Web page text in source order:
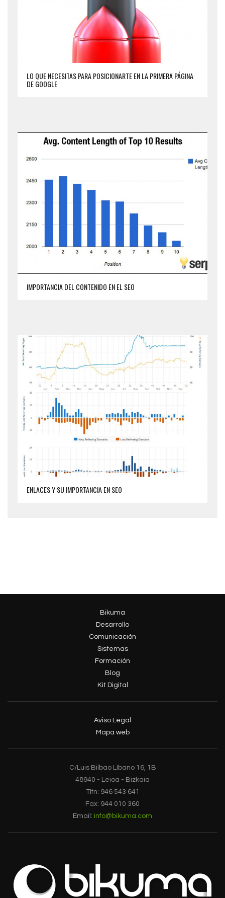
LO QUE NECESITAS PARA POSICIONARTE EN LA PRIMERA PÁGINA
DE GOOGLE
IMPORTANCIA DEL CONTENIDO EN EL SEO
ENLACES Y SU IMPORTANCIA EN SEO
Bikuma
Desarrollo
Comunicación
Sistemas
Formación
Blog
Kit Digital
Aviso Legal
Mapa web
C/Luis Bilbao Líbano 16, 1B
48940 - Leioa - Bizkaia
Tlfn: 946 543 641
Fax: 944 010 360
Email: info@bikuma.com